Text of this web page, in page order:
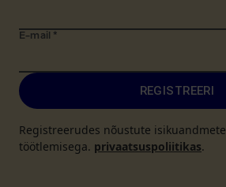
E-mail *
REGISTREERI
Registreerudes nõustute isikuandmete
töötlemisega. privaatsuspoliitikas.